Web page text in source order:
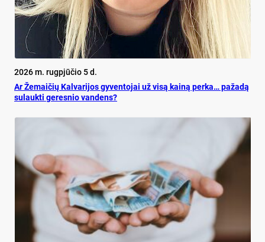
2026 m. rugpjūčio 5 d.
Ar Že­mai­čių Kal­va­ri­jos gy­ven­to­jai už vi­są kai­ną per­ka… pa­ža­dą
su­lauk­ti ge­res­nio van­dens?